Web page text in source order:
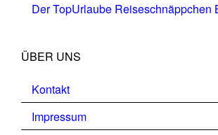
Der TopUrlaube Reiseschnäppchen
ÜBER UNS
Kontakt
Impressum